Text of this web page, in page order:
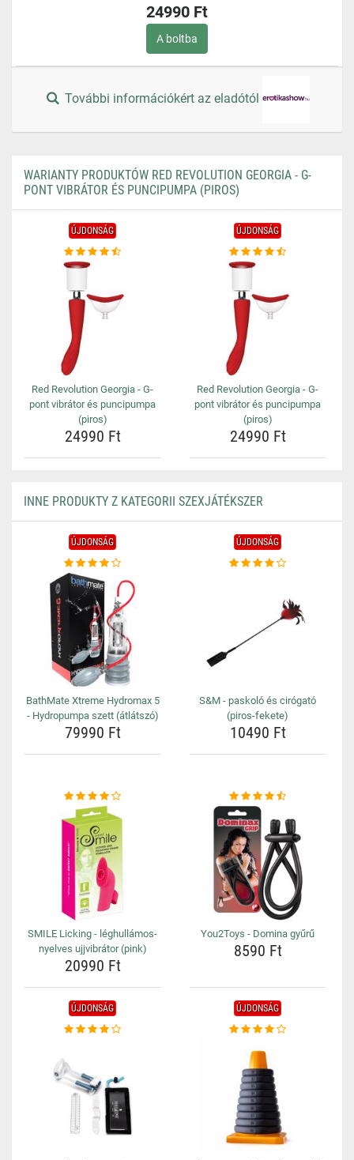
24990 Ft
A boltba
További információkért az eladótól
WARIANTY PRODUKTÓW RED REVOLUTION GEORGIA - G-
PONT VIBRÁTOR ÉS PUNCIPUMPA (PIROS)
ÚJDONSÁG
Red Revolution Georgia - G-
pont vibrátor és puncipumpa
(piros)
24990 Ft
ÚJDONSÁG
Red Revolution Georgia - G-
pont vibrátor és puncipumpa
(piros)
24990 Ft
INNE PRODUKTY Z KATEGORII SZEXJÁTÉKSZER
ÚJDONSÁG
BathMate Xtreme Hydromax 5
- Hydropumpa szett (átlátszó)
79990 Ft
ÚJDONSÁG
S&M - paskoló és cirógató
(piros-fekete)
10490 Ft
SMILE Licking - léghullámos-
nyelves ujjvibrátor (pink)
20990 Ft
You2Toys - Domina gyűrű
8590 Ft
ÚJDONSÁG ÚJDONSÁG